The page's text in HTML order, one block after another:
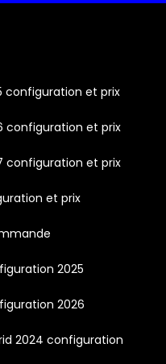
configuration et prix
configuration et prix
configuration et prix
et prix
2025
2026
2024 configuration